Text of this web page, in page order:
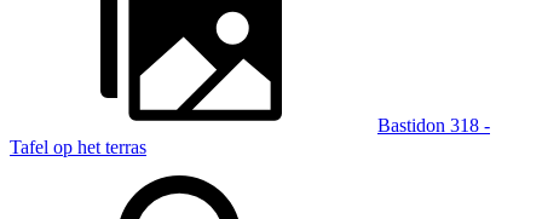
Bastidon 318 -
Tafel op het terras